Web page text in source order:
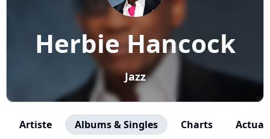
Herbie Hancock
Jazz
Artiste Albums & Singles Charts